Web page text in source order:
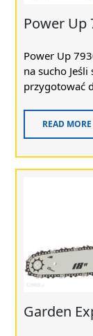
Power Up
Power Up
na sucho
przygotować
READ MORE
Garden